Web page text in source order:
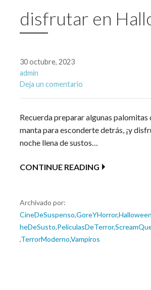
disfrutar en
30 octubre, 2023
admin
Deja un comentario
Recuerda preparar algunas palomitas
manta para esconderte detrás, ¡y
noche llena de sustos…
CONTINUE READING
Archivado por:
CineDeSuspenso,GoreYHorror,
heDeSusto,PeliculasDeTerror,
,TerrorModerno,Vampiros